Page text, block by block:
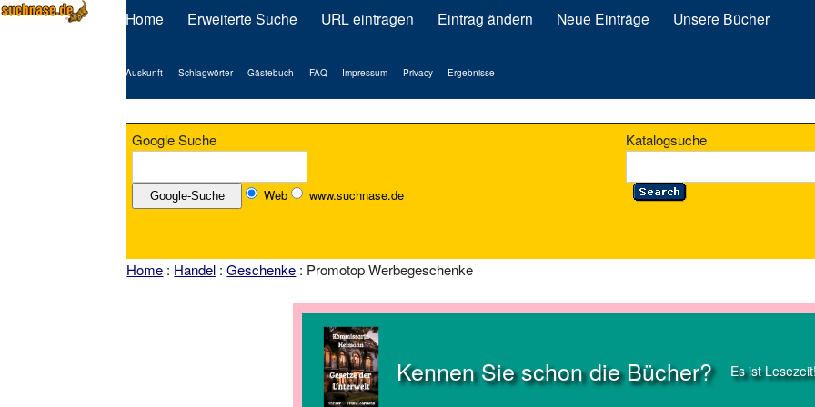
Home Erweiterte Suche URL eintragen Eintrag ändern Neue Einträge Unsere Bücher
Auskunft Schlagwörter Gästebuch FAQ Impressum Privacy Ergebnisse
Google Suche
Web www.suchnase.de
Katalogsuche
Home : Handel :Geschenke : Promotop Werbegeschenke
Kennen Sie schon die Bücher? Es ist